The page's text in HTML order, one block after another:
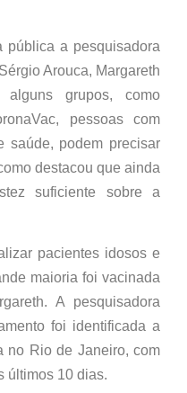
pública a pesquisadora
Arouca, Margareth
alguns grupos, como
pessoas com
saúde, podem precisar
destacou que ainda
suficiente sobre a
pacientes idosos e
maioria foi vacinada
A pesquisadora
foi identificada a
no Rio de Janeiro, com
últimos 10 dias.